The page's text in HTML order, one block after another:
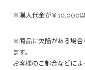
※購入代金が￥10,000以
※商品に欠陥がある場合
ます。
お客様のご都合などに